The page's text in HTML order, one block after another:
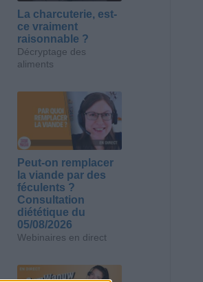
La charcuterie, est-
ce vraiment
raisonnable ?
Décryptage des
aliments
Peut-on remplacer
la viande par des
féculents ?
Consultation
diététique du
05/08/2026
Webinaires en direct